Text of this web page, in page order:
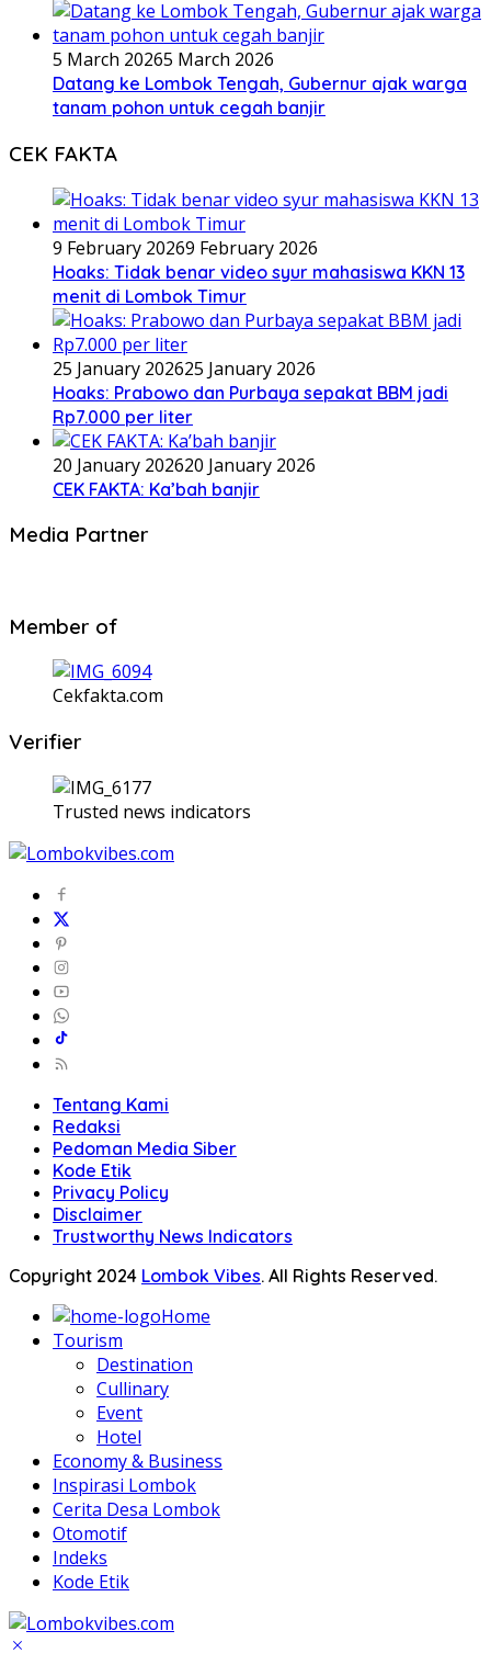
5 March 20265 March 2026
Datang ke Lombok Tengah, Gubernur ajak warga
tanam pohon untuk cegah banjir
CEK FAKTA
9 February 20269 February 2026
Hoaks: Tidak benar video syur mahasiswa KKN 13
menit di Lombok Timur
25 January 202625 January 2026
Hoaks: Prabowo dan Purbaya sepakat BBM jadi
Rp7.000 per liter
20 January 202620 January 2026
CEK FAKTA: Ka’bah banjir
Media Partner
Member of
Cekfakta.com
Verifier
Trusted news indicators
Tentang Kami
Redaksi
Pedoman Media Siber
Kode Etik
Privacy Policy
Disclaimer
Trustworthy News Indicators
Copyright 2024 Lombok Vibes. All Rights Reserved.
Home
Tourism
Destination
Cullinary
Event
Hotel
Economy & Business
Inspirasi Lombok
Cerita Desa Lombok
Otomotif
Indeks
Kode Etik